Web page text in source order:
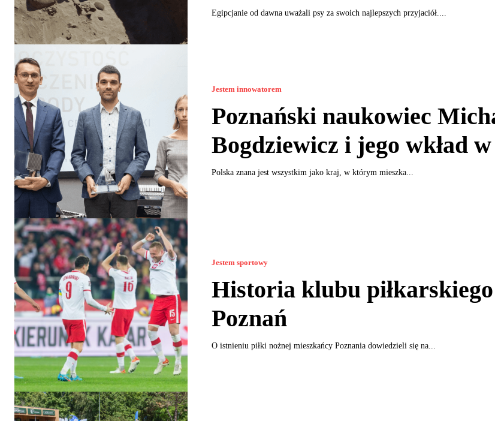
Egipcjanie od dawna uważali psy za swoich najlepszych przyjaciół....
Jestem innowatorem
Poznański naukowiec
Bogdziewicz i jego wkład
Polska znana jest wszystkim jako kraj, w którym mieszka...
Jestem sportowy
Historia klubu
Poznań
O istnieniu piłki nożnej mieszkańcy Poznania dowiedzieli się na...